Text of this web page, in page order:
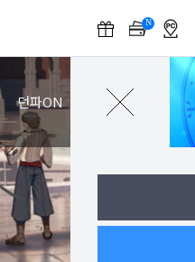
N
F
던파ON 로그인